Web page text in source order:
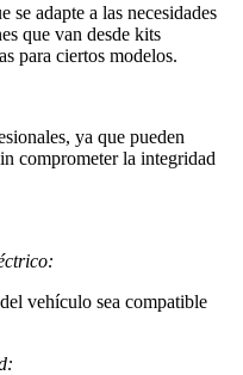
se adapte a las necesidades
que van desde kits
para ciertos modelos.
ya que pueden
comprometer la integridad
vehículo sea compatible